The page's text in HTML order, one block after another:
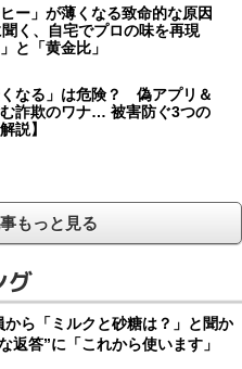
ヒー」が薄くなる致命的な原因
く、自宅でプロの味を再現
と「黄金比」
くなる」は危険？ 偽アプリ＆
詐欺のワナ… 被害防ぐ3つの
説】
もっと見る
グ
から「ミルクと砂糖は？」と聞か
答”に「これから使います」